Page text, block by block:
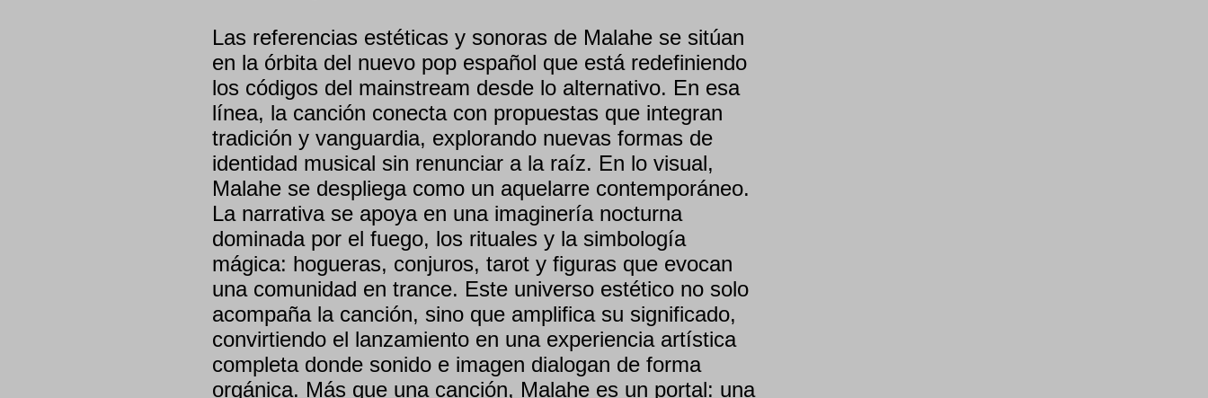
Las referencias estéticas y sonoras de Malahe se sitúan
en la órbita del nuevo pop español que está redefiniendo
los códigos del mainstream desde lo alternativo. En esa
línea, la canción conecta con propuestas que integran
tradición y vanguardia, explorando nuevas formas de
identidad musical sin renunciar a la raíz. En lo visual,
Malahe se despliega como un aquelarre contemporáneo.
La narrativa se apoya en una imaginería nocturna
dominada por el fuego, los rituales y la simbología
mágica: hogueras, conjuros, tarot y figuras que evocan
una comunidad en trance. Este universo estético no solo
acompaña la canción, sino que amplifica su significado,
convirtiendo el lanzamiento en una experiencia artística
completa donde sonido e imagen dialogan de forma
orgánica. Más que una canción, Malahe es un portal: una